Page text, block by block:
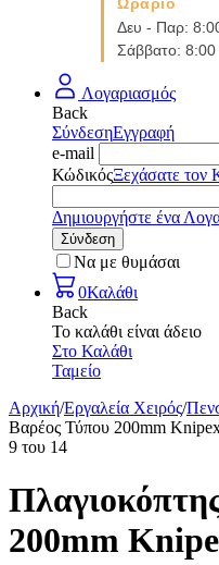
Δευ - Παρ:
Σάββατο:
Λογαριασμός
Back
ΣύνδεσηΕγγραφή
e-mail
ΚώδικόςΞεχάσατε τον
Δημιουργήστε ένα
Σύνδεση
Να με θυμάσαι
0Καλάθι
Back
Το καλάθι είναι άδειο
Στο Καλάθι
Ταμείο
Αρχική/Εργαλεία Χειρός/
Βαρέος Τύπου 200mm
9 του 14
200mm